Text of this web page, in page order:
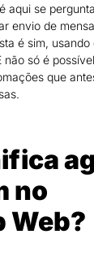
aqui se
envio de
é sim, usando
não só é
que
no
Web?